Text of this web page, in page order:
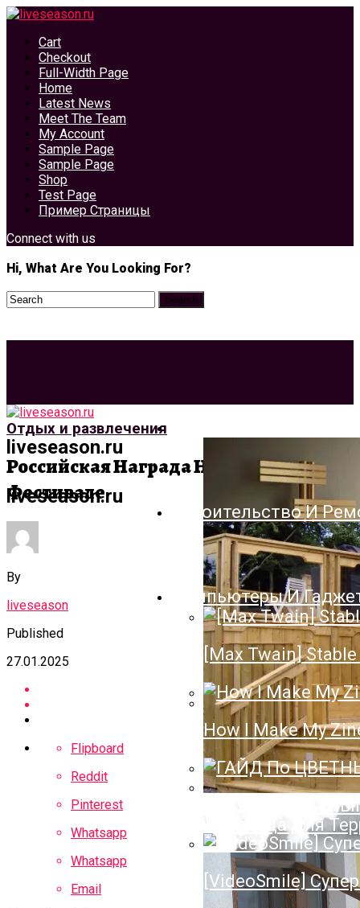
Cart
Checkout
Full-Width Page
Home
Latest News
Meet The Team
My Account
Sample Page
Sample Page
Shop
Test Page
Пример Страницы
Connect with us
Hi, What Are You Looking For?
liveseason.ru
liveseason.ru
Нюансы Выбора
Строительство И
Лестница Для
Компьютеры И
[Max Twain]
How I Make My
ГАЙД По
[VideoSmile]
Отдых и развлечения
Российская Награда На Каннском
Фестивале
By
liveseason
Published
27.01.2025
Flipboard
Reddit
Pinterest
Whatsapp
Whatsapp
Email